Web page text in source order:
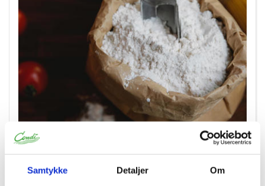
Samtykke Detaljer Om
12345